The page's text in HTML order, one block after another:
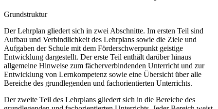
Grundstruktur
Der Lehrplan gliedert sich in zwei Abschnitte. Im ersten Teil sind
Aufbau und Verbindlichkeit des Lehrplans sowie die Ziele und
Aufgaben der Schule mit dem Förderschwerpunkt geistige
Entwicklung dargestellt. Der erste Teil enthält darüber hinaus
allgemeine Hinweise zum fächerverbindenden Unterricht und zur
Entwicklung von Lernkompetenz sowie eine Übersicht über alle
Bereiche des grundlegenden und fachorientierten Unterrichts.
Der zweite Teil des Lehrplans gliedert sich in die Bereiche des